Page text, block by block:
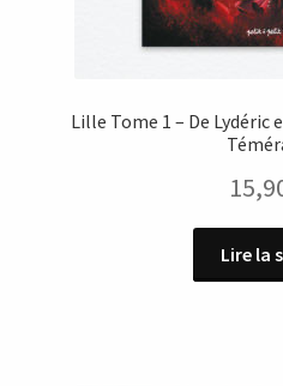
Lille Tome 1 – De Lydéric
Lire la